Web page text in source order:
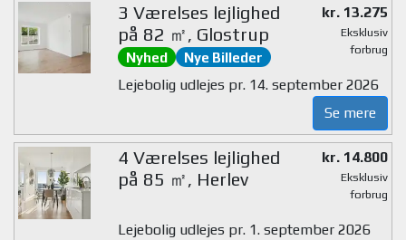
3 Værelses lejlighed
på 82 ㎡, Glostrup
Nyhed Nye Billeder
kr. 13.275
Eksklusiv
forbrug
Lejebolig udlejes pr. 14. september 2026
Se mere
4 Værelses lejlighed
på 85 ㎡, Herlev
kr. 14.800
Eksklusiv
forbrug
Lejebolig udlejes pr. 1. september 2026